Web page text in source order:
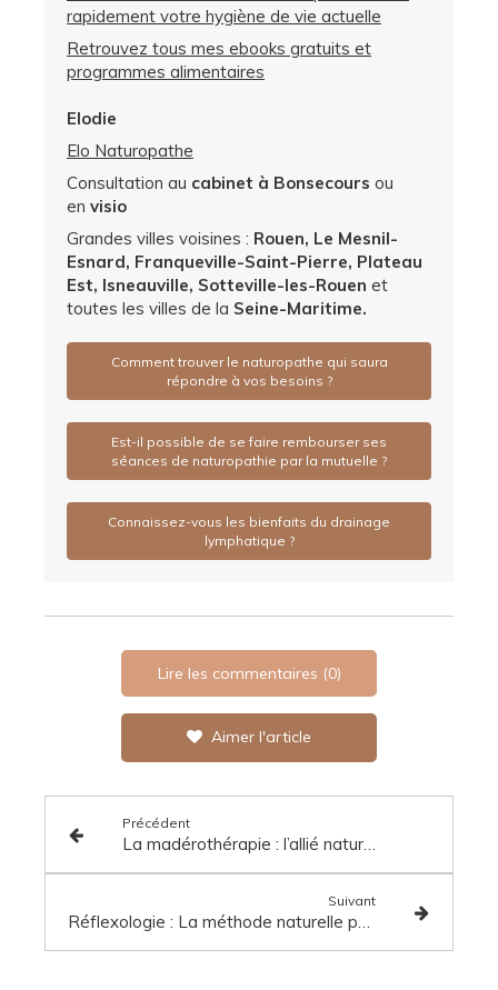
rapidement votre hygiène de vie actuelle
Retrouvez tous mes ebooks gratuits et
programmes alimentaires
Elodie
Elo Naturopathe
Consultation au cabinet à Bonsecours ou
en visio
Grandes villes voisines : Rouen, Le Mesnil-
Esnard, Franqueville-Saint-Pierre, Plateau
Est, Isneauville, Sotteville-les-Rouen et
toutes les villes de la Seine-Maritime.
Comment trouver le naturopathe qui saura
répondre à vos besoins ?
Est-il possible de se faire rembourser ses
séances de naturopathie par la mutuelle ?
Connaissez-vous les bienfaits du drainage
lymphatique ?
Lire les commentaires (0)
Aimer l'article
Précédent
La madérothérapie : l’allié naturel pour sculpter et raffermir votre silhouette
Suivant